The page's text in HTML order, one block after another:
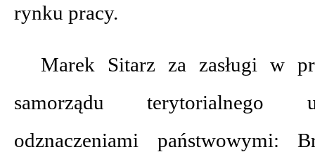
rynku pracy.
Marek Sitarz za zasługi w
samorządu terytorialnego
odznaczeniami państwowymi: